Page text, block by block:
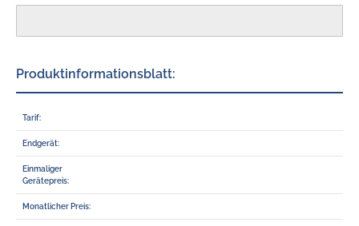
Produktinformationsblatt:
Tarif:
Endgerät:
Einmaliger
Gerätepreis:
Monatlicher Preis: